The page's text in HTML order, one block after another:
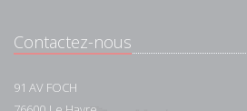
Contactez-nous
91 AV FOCH